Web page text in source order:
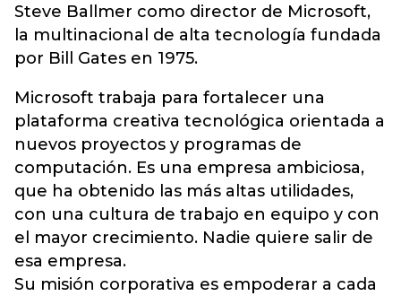
Steve Ballmer como director de Microsoft,
la multinacional de alta tecnología fundada
por Bill Gates en 1975.
Microsoft trabaja para fortalecer una
plataforma creativa tecnológica orientada a
nuevos proyectos y programas de
computación. Es una empresa ambiciosa,
que ha obtenido las más altas utilidades,
con una cultura de trabajo en equipo y con
el mayor crecimiento. Nadie quiere salir de
esa empresa.
Su misión corporativa es empoderar a cada